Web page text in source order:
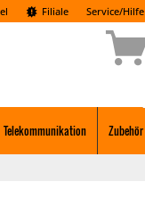
Filiale Service/Hilfe
Telekommunikation Zubehör